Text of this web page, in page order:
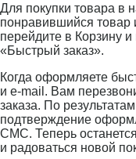
Для покупки товара в
понравившийся товар
перейдите в Корзину
«Быстрый заказ».
Когда оформляете
и e-mail. Вам
заказа. По
подтверждение
СМС. Теперь
и радоваться новой